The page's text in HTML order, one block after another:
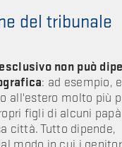
del tribunale
non può
: ad esempio,
all'estero molto più
figli di alcuni
città. Tutto dipende,